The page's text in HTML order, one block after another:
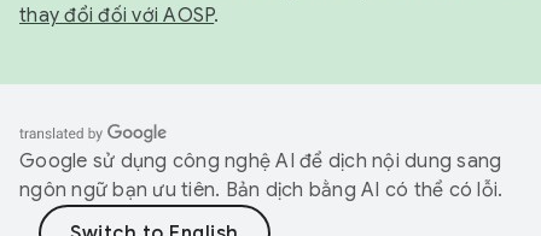
thay đổi đối với AOSP.
Google sử dụng công nghệ AI để dịch nội dung sang
ngôn ngữ bạn ưu tiên. Bản dịch bằng AI có thể có lỗi.